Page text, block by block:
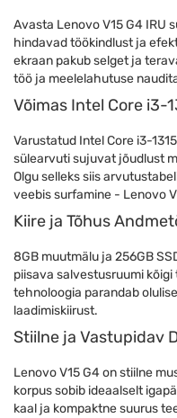
Avasta Lenovo V15 G4 IRU
hindavad töökindlust ja
ekraan pakub selget ja
töö ja meelelahutuse
Võimas Intel Core i3-
Varustatud Intel Core i3-
sülearvuti sujuvat jõudlust
Olgu selleks siis
veebis surfamine - Lenovo
Kiire ja Tõhus
8GB muutmälu ja 256GB
piisava salvestusruumi
tehnoloogia parandab
laadimiskiirust.
Stiilne ja Vastupidav
Lenovo V15 G4 on stiilne
korpus sobib ideaalselt
kaal ja kompaktne suurus